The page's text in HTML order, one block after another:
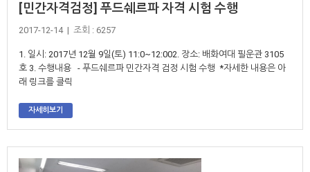
[민간자격검정] 푸드쉐르파 자격 시험 수행
2017-12-14 | 조회 : 6257
1. 일시: 2017년 12월 9일(토) 11:0~12:002. 장소: 배화여대 필운관 3105
호 3. 수행내용 - 푸드쉐르파 민간자격 검정 시험 수행 *자세한 내용은 아
래 링크를 클릭
자세히보기